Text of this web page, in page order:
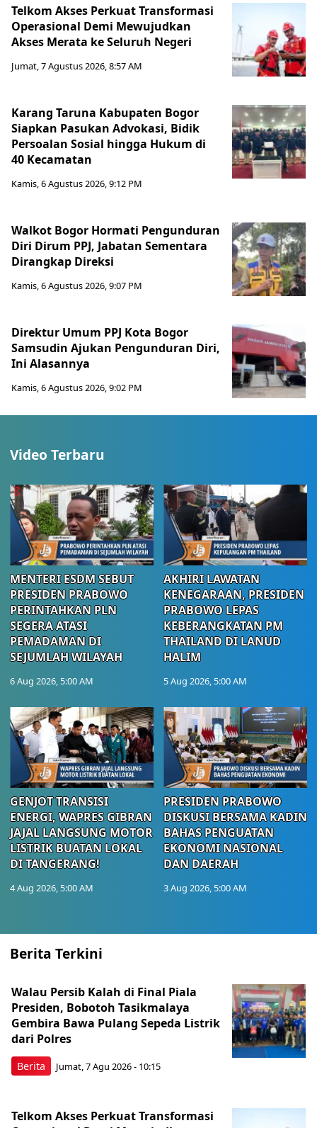
Telkom Akses Perkuat Transformasi
Operasional Demi Mewujudkan
Akses Merata ke Seluruh Negeri
Jumat, 7 Agustus 2026, 8:57 AM
Karang Taruna Kabupaten Bogor
Siapkan Pasukan Advokasi, Bidik
Persoalan Sosial hingga Hukum di
40 Kecamatan
Kamis, 6 Agustus 2026, 9:12 PM
Walkot Bogor Hormati Pengunduran
Diri Dirum PPJ, Jabatan Sementara
Dirangkap Direksi
Kamis, 6 Agustus 2026, 9:07 PM
Direktur Umum PPJ Kota Bogor
Samsudin Ajukan Pengunduran Diri,
Ini Alasannya
Kamis, 6 Agustus 2026, 9:02 PM
Video Terbaru
MENTERI ESDM SEBUT
PRESIDEN PRABOWO
PERINTAHKAN PLN
SEGERA ATASI
PEMADAMAN DI
SEJUMLAH WILAYAH
6 Aug 2026, 5:00 AM
AKHIRI LAWATAN
KENEGARAAN, PRESIDEN
PRABOWO LEPAS
KEBERANGKATAN PM
THAILAND DI LANUD
HALIM
5 Aug 2026, 5:00 AM
GENJOT TRANSISI
ENERGI, WAPRES GIBRAN
JAJAL LANGSUNG MOTOR
LISTRIK BUATAN LOKAL
DI TANGERANG!
4 Aug 2026, 5:00 AM
PRESIDEN PRABOWO
DISKUSI BERSAMA KADIN
BAHAS PENGUATAN
EKONOMI NASIONAL
DAN DAERAH
3 Aug 2026, 5:00 AM
Berita Terkini
Berita
Walau Persib Kalah di Final Piala
Presiden, Bobotoh Tasikmalaya
Gembira Bawa Pulang Sepeda Listrik
dari Polres
Jumat, 7 Agu 2026 - 10:15
Telkom Akses Perkuat Transformasi